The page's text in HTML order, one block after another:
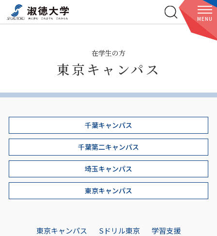
MENU
在学生の方
東京キャンパス
千葉キャンパス
千葉第二キャンパス
埼玉キャンパス
東京キャンパス
東京キャンパス Sドリル東京
学習支援